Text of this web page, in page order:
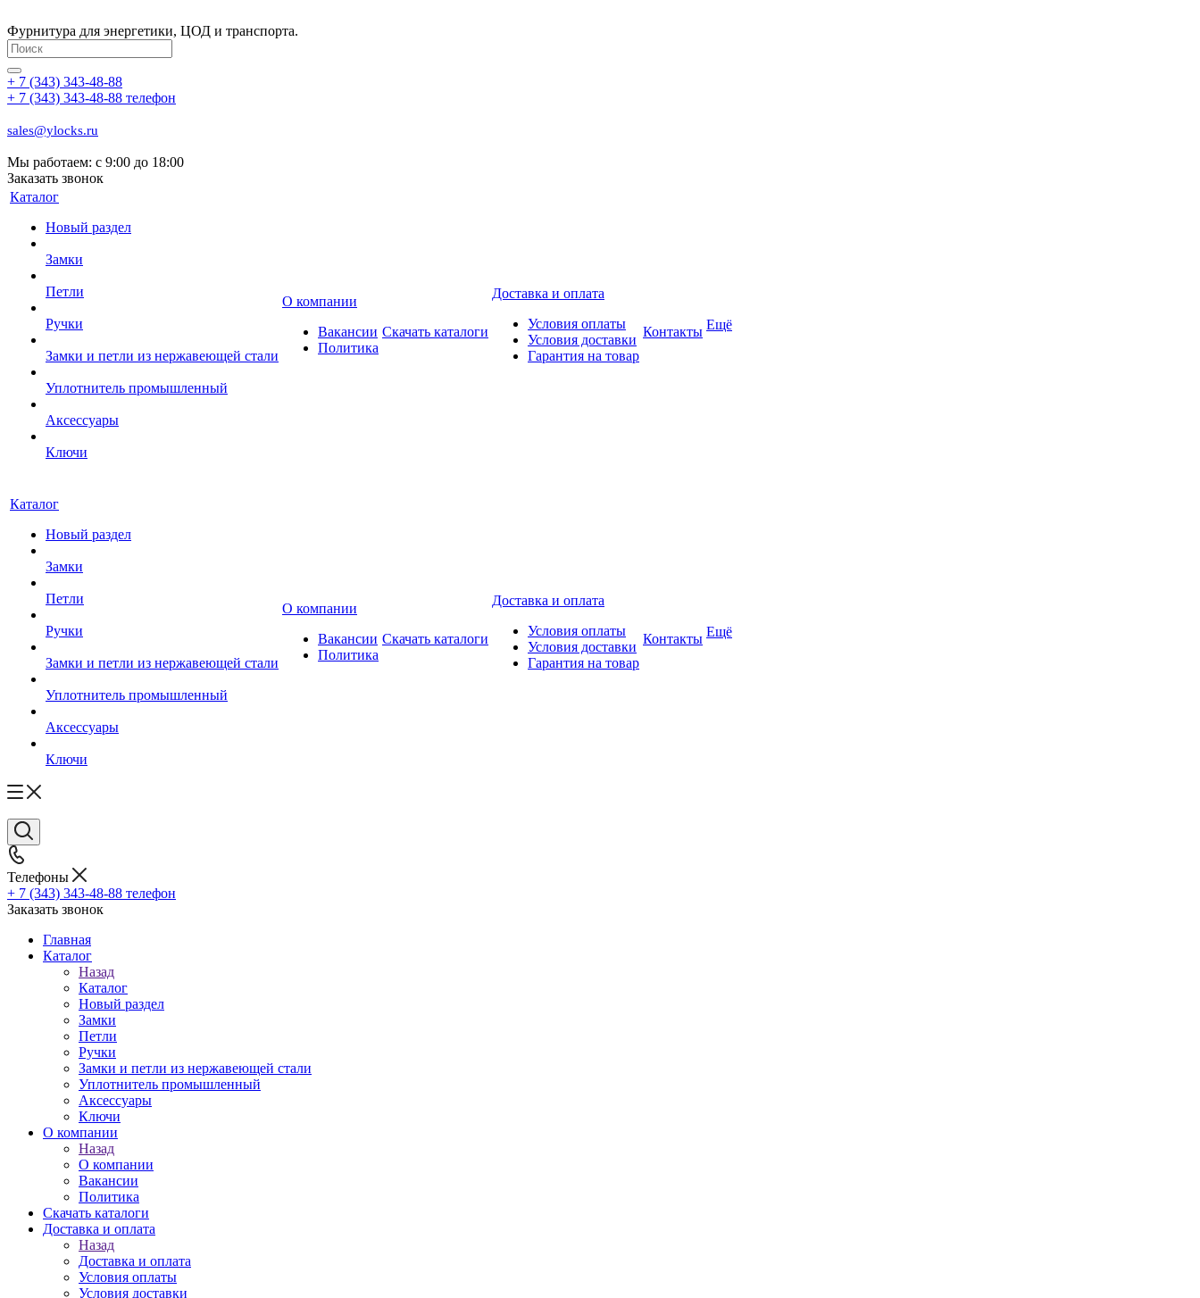
Фурнитура для энергетики, ЦОД и транспорта.
+ 7 (343) 343-48-88
+ 7 (343) 343-48-88 телефон
sales@ylocks.ru
Мы работаем: с 9:00 до 18:00
Заказать звонок
Каталог
Новый раздел
Замки
Петли
Ручки
Замки и петли из нержавеющей стали
Уплотнитель промышленный
Аксессуары
Ключи
О компании
Вакансии
Политика
Скачать каталоги
Доставка и оплата
Условия оплаты
Условия доставки
Гарантия на товар
Контакты Ещё
Каталог
Новый раздел
Замки
Петли
Ручки
Замки и петли из нержавеющей стали
Уплотнитель промышленный
Аксессуары
Ключи
О компании
Вакансии
Политика
Скачать каталоги
Доставка и оплата
Условия оплаты
Условия доставки
Гарантия на товар
Контакты Ещё
Телефоны
+ 7 (343) 343-48-88 телефон
Заказать звонок
Главная
Каталог
Назад
Каталог
Новый раздел
Замки
Петли
Ручки
Замки и петли из нержавеющей стали
Уплотнитель промышленный
Аксессуары
Ключи
О компании
Назад
О компании
Вакансии
Политика
Скачать каталоги
Доставка и оплата
Назад
Доставка и оплата
Условия оплаты
Условия доставки